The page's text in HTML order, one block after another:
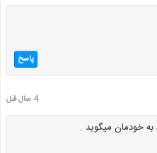
پاسخ
4 سال قبل